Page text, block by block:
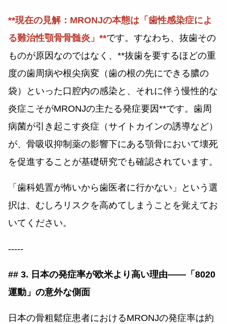
**現在の見解：MRONJの本態は「歯性感染症によ
る難治性顎骨骨髄炎」**です。すなわち、抜歯その
ものが原因なのではなく、**抜歯を要するほどの重
度の歯周病や根尖病変（歯の根の先にできる膿の
袋）といった口腔内の感染と、それに伴う慢性的な
炎症こそがMRONJの主たる発症要因**です。歯周
病菌が引き起こす炎症（サイトカインの誘導など）
が、骨吸収抑制薬の影響下にある顎骨において壊死
を促進することが基礎研究でも確認されています。
「歯科処置が怖いから歯医者に行かない」という選
択は、むしろリスクを高めてしまうことを覚えてお
いてください。
-----
## 3. 日本の発症率が欧米より高い理由——「8020
運動」の意外な側面
日本の骨粗鬆症患者におけるMRONJの発症率は約